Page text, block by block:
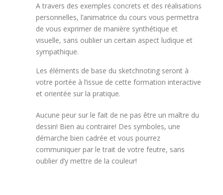
A travers des exemples concrets et des réalisations
personnelles, l’animatrice du cours vous permettra
de vous exprimer de manière synthétique et
visuelle, sans oublier un certain aspect ludique et
sympathique.
Les éléments de base du sketchnoting seront à
votre portée à l’issue de cette formation interactive
et orientée sur la pratique.
Aucune peur sur le fait de ne pas être un maître du
dessin! Bien au contraire! Des symboles, une
démarche bien cadrée et vous pourrez
communiquer par le trait de votre feutre, sans
oublier d’y mettre de la couleur!